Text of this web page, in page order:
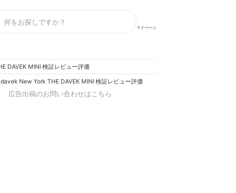
マイページ
DAVEK MINI 検証レビュー評価
New York THE DAVEK MINI 検証レビュー評価
広告出稿のお問い合わせはこちら